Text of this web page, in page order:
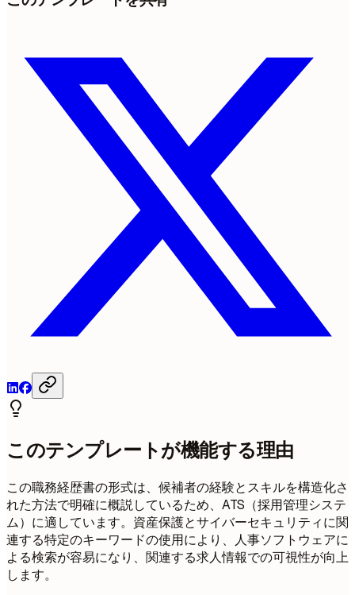
このテンプレートが機能する理由
この職務経歴書の形式は、候補者の経験とスキルを構造化さ
れた方法で明確に概説しているため、ATS（採用管理システ
ム）に適しています。資産保護とサイバーセキュリティに関
連する特定のキーワードの使用により、人事ソフトウェアに
よる検索が容易になり、関連する求人情報での可視性が向上
します。